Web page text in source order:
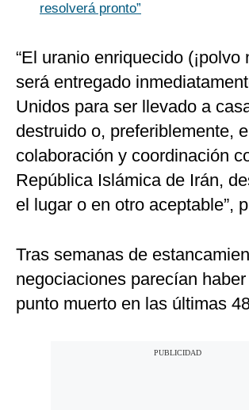
resolverá pronto”
“El uranio enriquecido (¡polvo
será entregado
Unidos para ser llevado a
destruido o, preferiblemente,
colaboración y coordinación
República Islámica de Irán,
el lugar o en otro aceptable”,
Tras semanas de
negociaciones parecían
punto muerto en las últimas